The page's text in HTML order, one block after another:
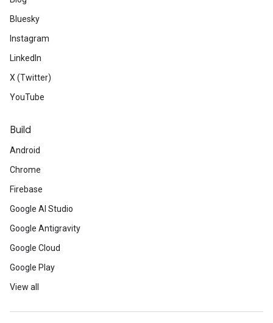
Bluesky
Instagram
LinkedIn
X (Twitter)
YouTube
Build
Android
Chrome
Firebase
Google AI Studio
Google Antigravity
Google Cloud
Google Play
View all